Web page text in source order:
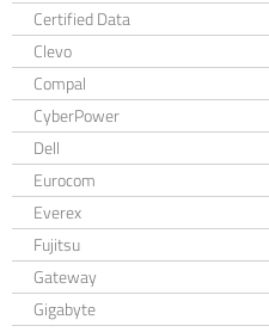
Certified Data
Clevo
Compal
CyberPower
Dell
Eurocom
Everex
Fujitsu
Gateway
Gigabyte